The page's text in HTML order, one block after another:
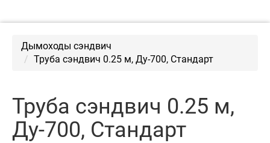
Дымоходы сэндвич
Труба сэндвич 0.25 м, Ду-700, Стандарт
Труба сэндвич 0.25 м,
Ду-700, Стандарт